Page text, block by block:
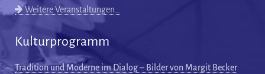
Weitere Veranstaltungen…
Kulturprogramm
Tradition und Moderne im Dialog – Bilder von Margit Becker